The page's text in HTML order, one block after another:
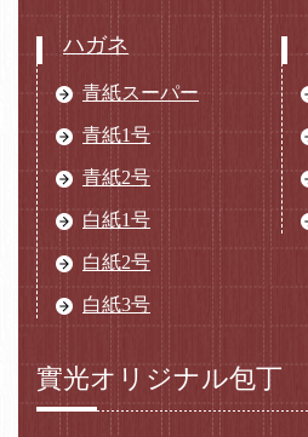
ハガネ
青紙スーパー
青紙1号
青紙2号
白紙1号
白紙2号
白紙3号
實光オリジナル包丁